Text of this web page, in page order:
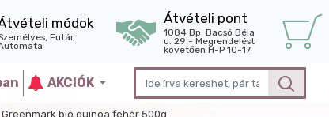
módok
Futár,
Átvételi pont
1084 Bp. Bacsó Béla
u. 29 - Megrendelést
követően H-P 10-17
AKCIÓK
Greenmark bio quinoa fehér 500g